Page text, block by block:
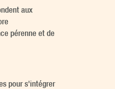
aux
pérenne et de
pour s'intégrer